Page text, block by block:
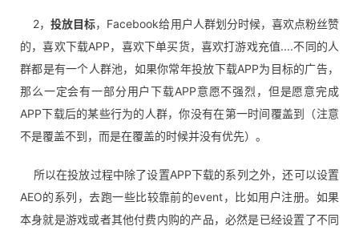
2，投放目标，Facebook给用户人群划分时候，喜欢点粉丝赞
的，喜欢下载APP，喜欢下单买货，喜欢打游戏充值....不同的人
群都是有一个人群池，如果你常年投放下载APP为目标的广告，
那么一定会有一部分用户下载APP意愿不强烈，但是愿意完成
APP下载后的某些行为的人群，你没有在第一时间覆盖到（注意
不是覆盖不到，而是在覆盖的时候并没有优先）。
所以在投放过程中除了设置APP下载的系列之外，还可以设置
AEO的系列，去跑一些比较靠前的event，比如用户注册。 如果
本身就是游戏或者其他付费内购的产品，必然是已经设置了不同